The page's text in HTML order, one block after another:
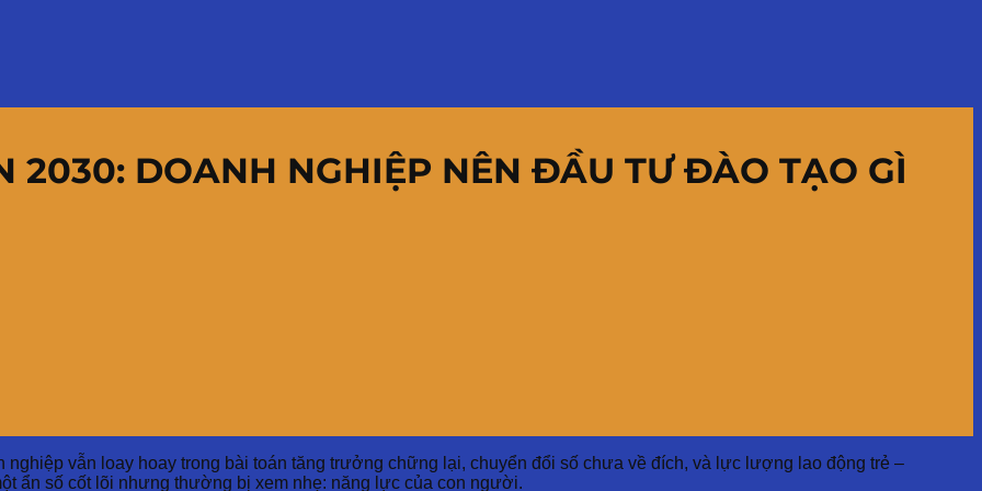
2030: DOANH NGHIỆP NÊN ĐẦU TƯ ĐÀO TẠO GÌ
vẫn loay hoay trong bài toán tăng trưởng chững lại, chuyển đổi số chưa về đích, và lực lượng lao động trẻ –
ẩn số cốt lõi nhưng thường bị xem nhẹ: năng lực của con người.